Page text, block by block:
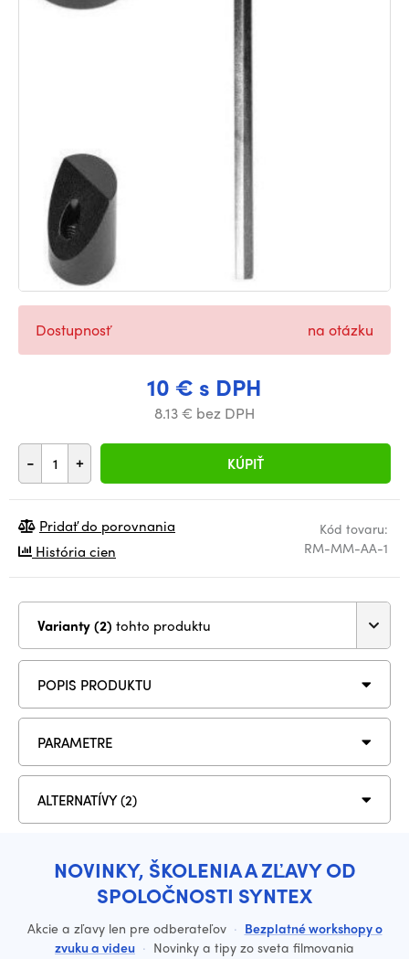
10 € s DPH
8.13 € bez DPH
- + KÚPIŤ
Dostupnosť na otázku
Kód tovaru:
RM-MM-AA-1
Pridať do porovnania
História cien
Varianty (2) tohto produktu
POPIS PRODUKTU
PARAMETRE
ALTERNATÍVY (2)
NOVINKY, ŠKOLENIA A ZĽAVY OD
SPOLOČNOSTI SYNTEX
Akcie a zľavy len pre odberateľov · Bezplatné workshopy o
zvuku a videu · Novinky a tipy zo sveta filmovania